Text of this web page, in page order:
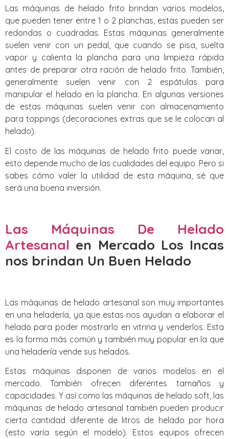
Las máquinas de helado frito brindan varios modelos,
que pueden tener entre 1 o 2 planchas, estas pueden ser
redondas o cuadradas. Estas máquinas generalmente
suelen venir con un pedal, que cuando se pisa, suelta
vapor y calienta la plancha para una limpieza rápida
antes de preparar otra ración de helado frito. También,
generalmente suelen venir con 2 espátulas para
manipular el helado en la plancha. En algunas versiones
de estas máquinas suelen venir con almacenamiento
para toppings (decoraciones extras que se le colocan al
helado).
El costo de las máquinas de helado frito puede variar,
esto depende mucho de las cualidades del equipo. Pero si
sabes cómo valer la utilidad de esta máquina, sé que
será una buena inversión.
Las Máquinas De Helado
Artesanal en Mercado Los Incas
nos brindan Un Buen Helado
Las máquinas de helado artesanal son muy importantes
en una heladería, ya que estas nos ayudan a elaborar el
helado para poder mostrarlo en vitrina y venderlos. Esta
es la forma más común y también muy popular en la que
una heladería vende sus helados.
Estas máquinas disponen de varios modelos en el
mercado. También ofrecen diferentes tamaños y
capacidades. Y así como las máquinas de helado soft, las
máquinas de helado artesanal también pueden producir
cierta cantidad diferente de litros de helado por hora
(esto varía según el modelo). Estos equipos ofrecen